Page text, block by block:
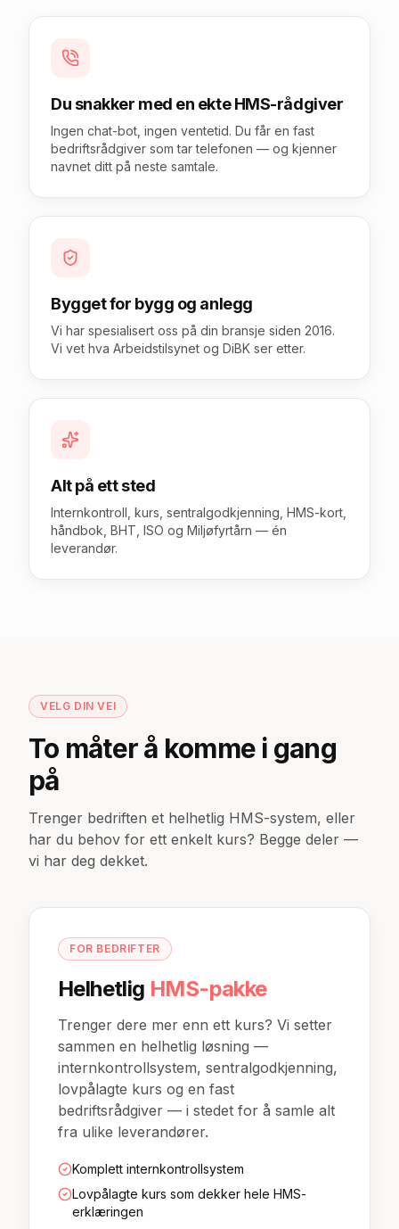
Du snakker med en ekte HMS-rådgiver
Ingen chat-bot, ingen ventetid. Du får en fast
bedriftsrådgiver som tar telefonen — og kjenner
navnet ditt på neste samtale.
Bygget for bygg og anlegg
Vi har spesialisert oss på din bransje siden 2016.
Vi vet hva Arbeidstilsynet og DiBK ser etter.
Alt på ett sted
Internkontroll, kurs, sentralgodkjenning, HMS-kort,
håndbok, BHT, ISO og Miljøfyrtårn — én
leverandør.
VELG DIN VEI
To måter å komme i gang
på
Trenger bedriften et helhetlig HMS-system, eller
har du behov for ett enkelt kurs? Begge deler —
vi har deg dekket.
FOR BEDRIFTER
Helhetlig HMS-pakke
Trenger dere mer enn ett kurs? Vi setter
sammen en helhetlig løsning —
internkontrollsystem, sentralgodkjenning,
lovpålagte kurs og en fast
bedriftsrådgiver — i stedet for å samle alt
fra ulike leverandører.
Komplett internkontrollsystem
Lovpålagte kurs som dekker hele HMS-
erklæringen